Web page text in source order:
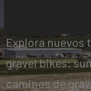
Lead ¡Sal de
Explora nuevos
gravel bikes:
caminos de